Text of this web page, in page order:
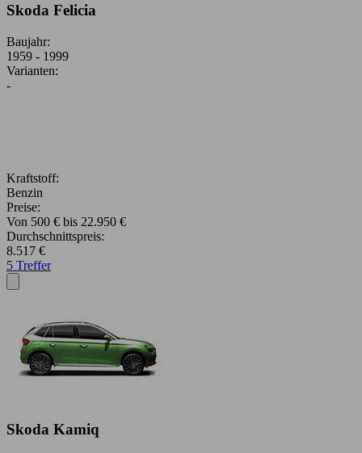
Skoda Felicia
Baujahr:
1959 - 1999
Varianten:
-
Kraftstoff:
Benzin
Preise:
Von 500 € bis 22.950 €
Durchschnittspreis:
8.517 €
5 Treffer
Skoda Kamiq